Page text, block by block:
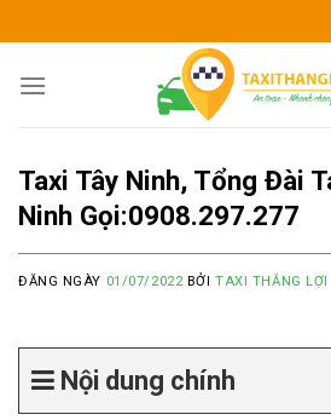
to
content
Taxi Tây Ninh, Tổng Đài
Ninh Gọi:0908.297.277
ĐĂNG NGÀY 01/07/2022BỞITAXI THẮNG LỢI
Nội dung chính